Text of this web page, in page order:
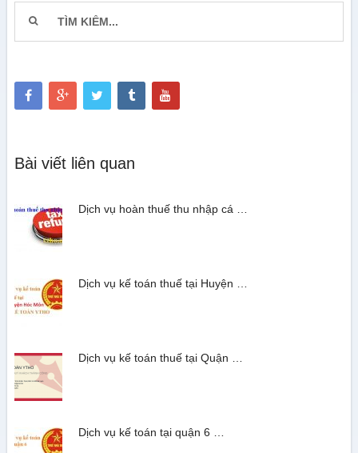
Bài viết liên quan
Dịch vụ hoàn thuế thu nhập cá …
Dịch vụ kế toán thuế tại Huyện …
Dịch vụ kế toán thuế tại Quận …
Dịch vụ kế toán tại quận 6 …